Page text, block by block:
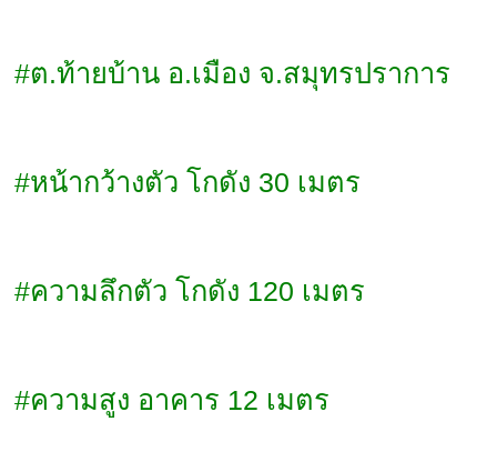
#ต.ท้ายบ้าน อ.เมือง จ.สมุทรปราการ
#หน้ากว้างตัว โกดัง 30 เมตร
#ความลึกตัว โกดัง 120 เมตร
#ความสูง อาคาร 12 เมตร